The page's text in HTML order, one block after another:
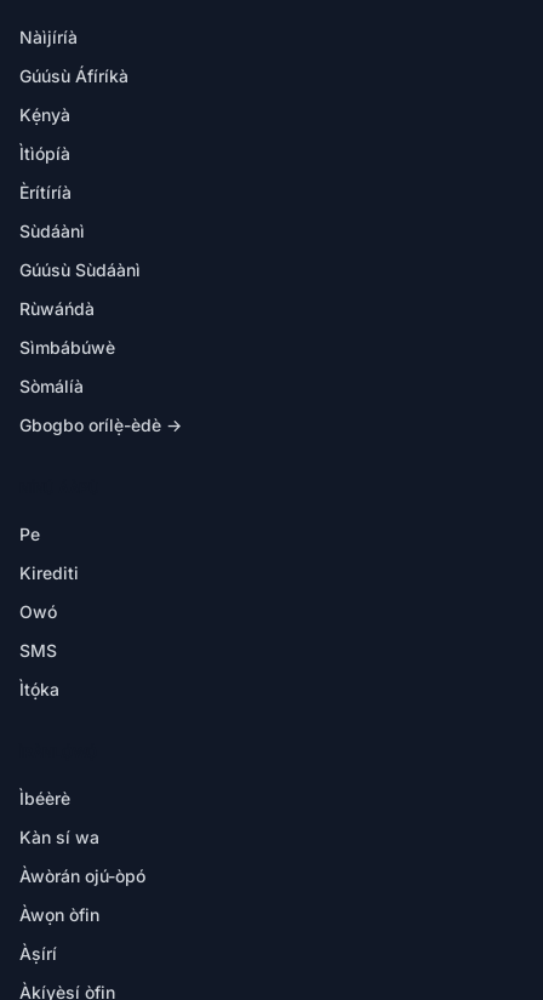
Nàìjíríà
Gúúsù Áfíríkà
Kẹ́nyà
Ìtìópíà
Èrítíríà
Sùdáànì
Gúúsù Sùdáànì
Rùwáńdà
Sìmbábúwè
Sòmálíà
Gbogbo orílẹ̀-èdè →
Pe
Kirediti
Owó
SMS
Ìtọ́ka
Ìbéèrè
Kàn sí wa
Àwòrán ojú-òpó
Àwọn òfin
Àṣírí
Àkíyèsí òfin